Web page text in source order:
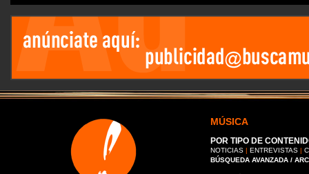
MÚSICA
POR TIPO DE
NOTICIAS | ENTREVISTAS |
BÚSQUEDA AVANZADA /